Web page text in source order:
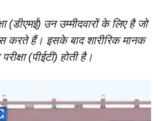
(डीएमई) उन उम्मीदवारों के लिए है जो
करते हैं। इसके बाद शारीरिक मानक
(पीईटी) होती है।